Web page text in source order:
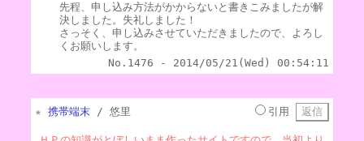
先程、申し込み方法がかからないと書きこみましたが解
決しました。失礼しました！
さっそく、申し込みさせていただきましたので、よろし
くお願いします。
No.1476 - 2014/05/21(Wed) 00:54:11
★ 携帯端末 / 悠里 引用